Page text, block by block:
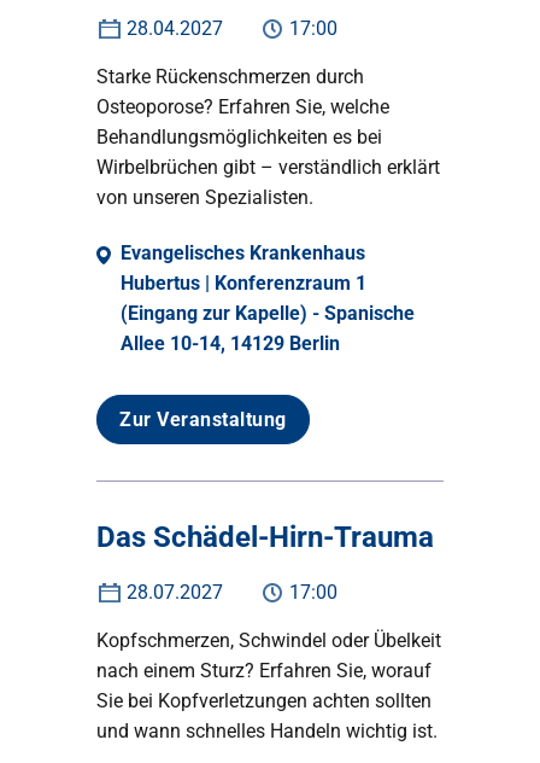
28.04.2027 17:00
Starke Rückenschmerzen durch
Osteoporose? Erfahren Sie, welche
Behandlungsmöglichkeiten es bei
Wirbelbrüchen gibt – verständlich erklärt
von unseren Spezialisten.
Evangelisches Krankenhaus
Hubertus | Konferenzraum 1
(Eingang zur Kapelle) - Spanische
Allee 10-14, 14129 Berlin
Zur Veranstaltung
Das Schädel-Hirn-Trauma
28.07.2027 17:00
Kopfschmerzen, Schwindel oder Übelkeit
nach einem Sturz? Erfahren Sie, worauf
Sie bei Kopfverletzungen achten sollten
und wann schnelles Handeln wichtig ist.